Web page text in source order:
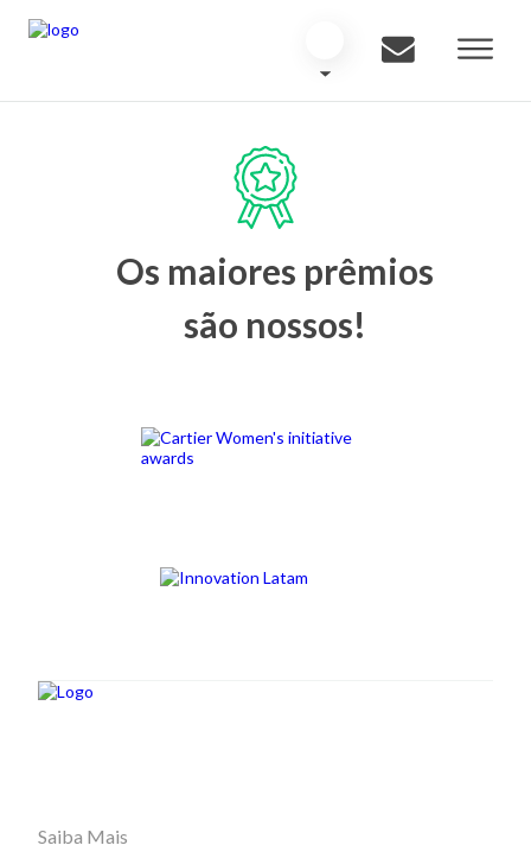
Os maiores prêmios
são nossos!
Saiba Mais